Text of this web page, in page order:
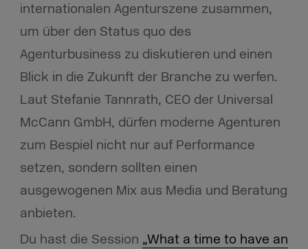
internationalen Agenturszene zusammen,
um über den Status quo des
Agenturbusiness zu diskutieren und einen
Blick in die Zukunft der Branche zu werfen.
Laut Stefanie Tannrath, CEO der Universal
McCann GmbH, dürfen moderne Agenturen
zum Bespiel nicht nur auf Performance
setzen, sondern sollten einen
ausgewogenen Mix aus Media und Beratung
anbieten.
Du hast die Session „What a time to have an